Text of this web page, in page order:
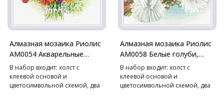
Алмазная мозаика Риолис
АМ0054 Акварельные
герберы, 30*30 см
В набор входит: холст с
клеевой основой и
цветосимвольной схемой, два
Алмазная мозаика Риолис
АМ0058 Белые голуби,
30*30 см
В набор входит: холст с
клеевой основой и
цветосимвольной схемой, два